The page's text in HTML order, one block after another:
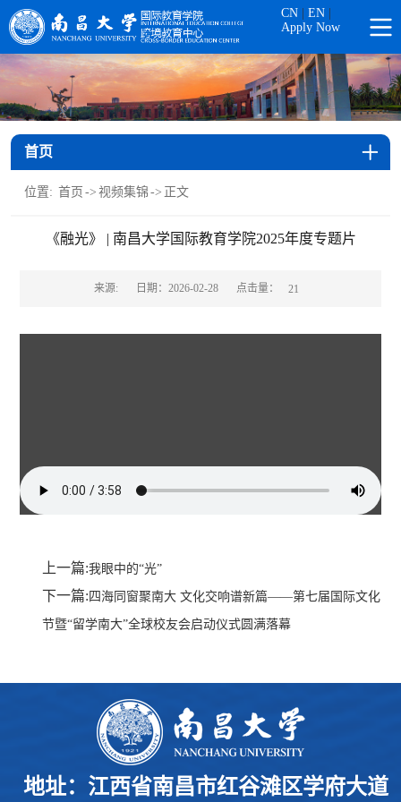
CN| EN|
Apply Now
首页
位置: 首页 -> 视频集锦 -> 正文
《融光》 | 南昌大学国际教育学院2025年度专题片
来源: 日期：2026-02-28 点击量： 21
上一篇:我眼中的“光”
下一篇: 四海同窗聚南大 文化交响谱新篇——第七届国际文化
节暨“留学南大”全球校友会启动仪式圆满落幕
地址：江西省南昌市红谷滩区学府大道